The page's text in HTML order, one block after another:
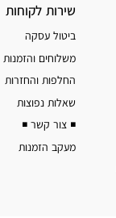
שירות
שירות לקוחות
ביטול עסקה
משלוחים והזמנות
החלפות והחזרות
שאלות נפוצות
◾️ צור קשר ◾️
מעקב הזמנות